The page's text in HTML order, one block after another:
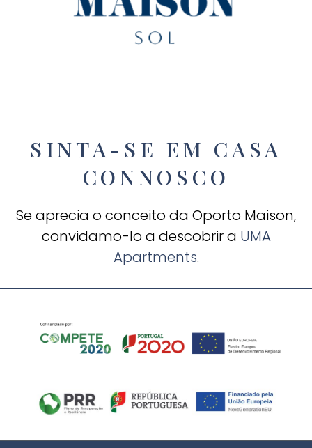
SINTA-SE EM CASA
CONNOSCO
Se aprecia o conceito da Oporto Maison,
convidamo-lo a descobrir a UMA
Apartments.